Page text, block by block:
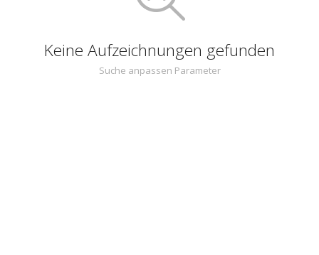
Keine Aufzeichnungen gefunden
Suche anpassen Parameter